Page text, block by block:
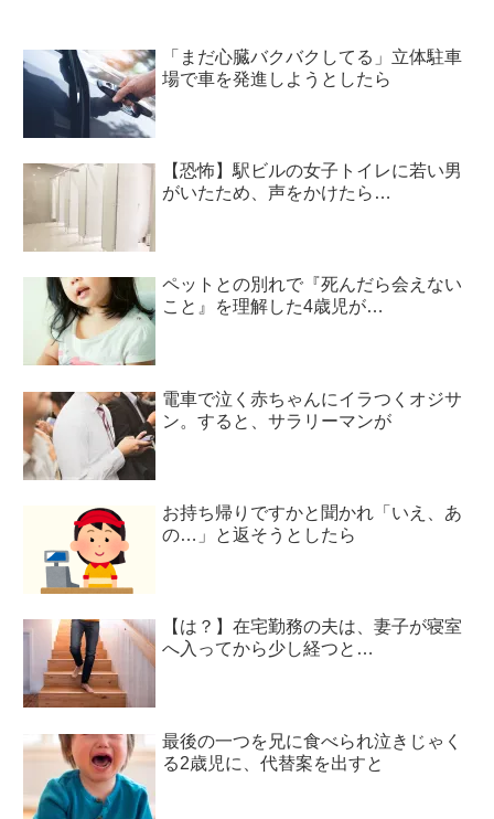
「まだ心臓バクバクしてる」立体駐車
場で車を発進しようとしたら
【恐怖】駅ビルの女子トイレに若い男
がいたため、声をかけたら…
ペットとの別れで『死んだら会えない
こと』を理解した4歳児が…
電車で泣く赤ちゃんにイラつくオジサ
ン。すると、サラリーマンが
お持ち帰りですかと聞かれ「いえ、あ
の…」と返そうとしたら
【は？】在宅勤務の夫は、妻子が寝室
へ入ってから少し経つと…
最後の一つを兄に食べられ泣きじゃく
る2歳児に、代替案を出すと